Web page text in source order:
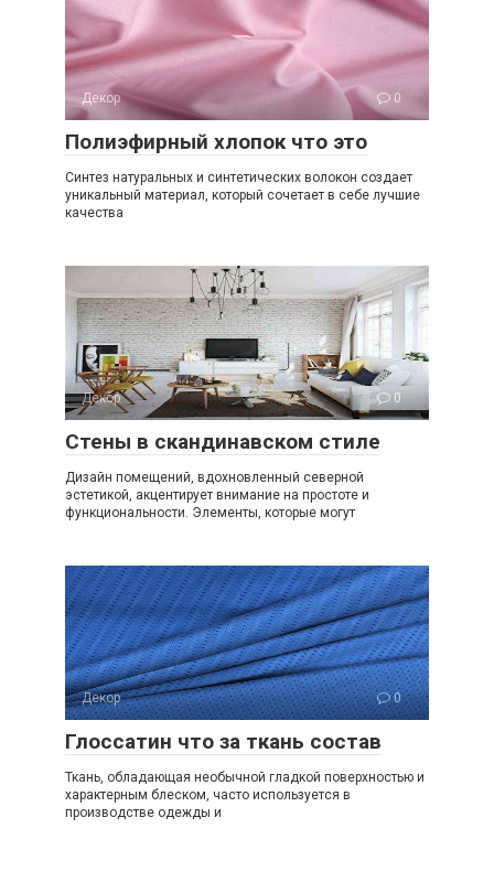
Декор 0
Полиэфирный хлопок что это
Синтез натуральных и синтетических волокон создает
уникальный материал, который сочетает в себе лучшие
качества
Декор 0
Стены в скандинавском стиле
Дизайн помещений, вдохновленный северной
эстетикой, акцентирует внимание на простоте и
функциональности. Элементы, которые могут
Декор 0
Глоссатин что за ткань состав
Ткань, обладающая необычной гладкой поверхностью и
характерным блеском, часто используется в
производстве одежды и